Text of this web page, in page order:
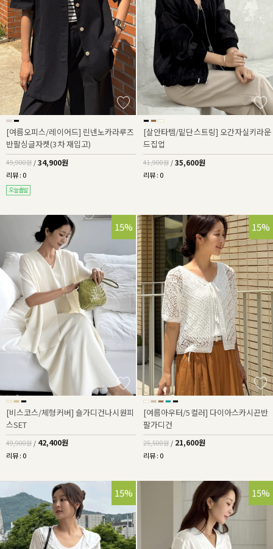
[여름오피스/레이어드] 린넨노카라루즈
반팔싱글자켓(3차 재입고)
49,900원 / 34,900원
리뷰 : 0
[살안타템/밑단스트링] 오간자실키라운
드집업
41,900원 / 35,600원
리뷰 : 0
15%
[비스코스/체형커버] 숄가디건나시원피
스SET
49,900원 / 42,400원
리뷰 : 0
15%
[여름아우터/5컬러] 다이아스카시끈반
팔가디건
25,500원 / 21,600원
리뷰 : 0
15% 15%